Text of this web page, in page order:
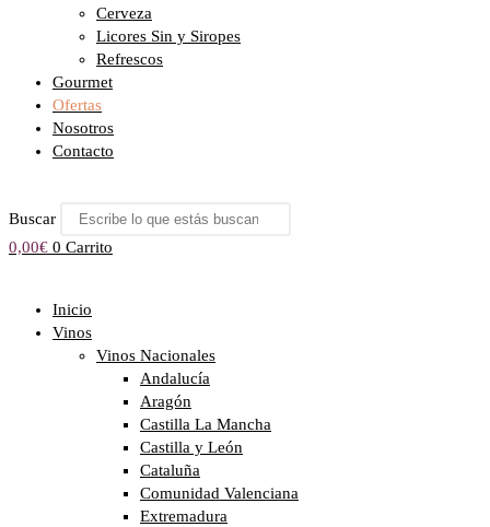
Cerveza
Licores Sin y Siropes
Refrescos
Gourmet
Ofertas
Nosotros
Contacto
Buscar
0,00€ 0 Carrito
Inicio
Vinos
Vinos Nacionales
Andalucía
Aragón
Castilla La Mancha
Castilla y León
Cataluña
Comunidad Valenciana
Extremadura